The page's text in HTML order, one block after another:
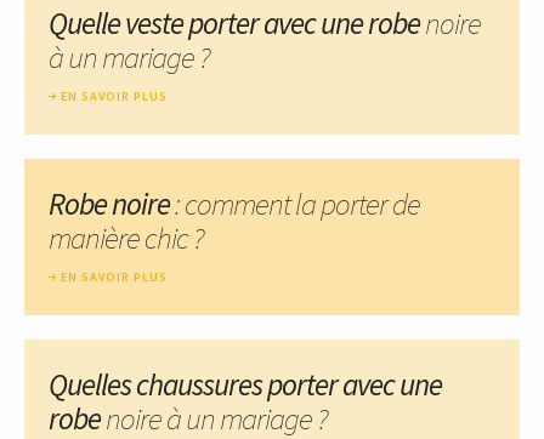
Quelle veste porter avec une robenoire
à un mariage ?
EN SAVOIR PLUS
Robe noire: comment la porter de
manière chic ?
EN SAVOIR PLUS
Quelles chaussures porter avec une
robenoire à un mariage ?